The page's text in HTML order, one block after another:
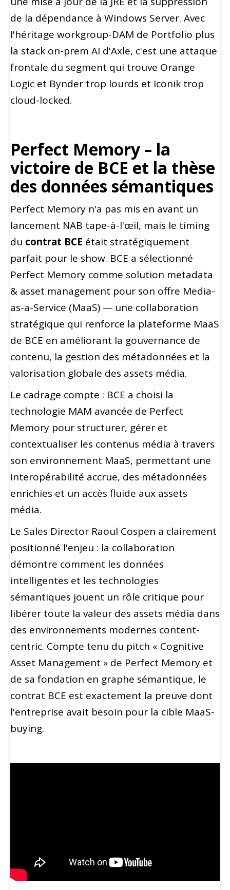
de la dépendance à Windows Server. Avec
l'héritage workgroup-DAM de Portfolio plus
la stack on-prem AI d'Axle, c'est une attaque
frontale du segment qui trouve Orange
Logic et Bynder trop lourds et Iconik trop
cloud-locked.
Perfect Memory – la
victoire de BCE et la thèse
des données sémantiques
Perfect Memory n'a pas mis en avant un
lancement NAB tape-à-l'œil, mais le timing
du contrat BCE était stratégiquement
parfait pour le show. BCE a sélectionné
Perfect Memory comme solution metadata
& asset management pour son offre Media-
as-a-Service (MaaS) — une collaboration
stratégique qui renforce la plateforme MaaS
de BCE en améliorant la gouvernance de
contenu, la gestion des métadonnées et la
valorisation globale des assets média.
Le cadrage compte : BCE a choisi la
technologie MAM avancée de Perfect
Memory pour structurer, gérer et
contextualiser les contenus média à travers
son environnement MaaS, permettant une
interopérabilité accrue, des métadonnées
enrichies et un accès fluide aux assets
média.
Le Sales Director Raoul Cospen a clairement
positionné l'enjeu : la collaboration
démontre comment les données
intelligentes et les technologies
sémantiques jouent un rôle critique pour
libérer toute la valeur des assets média dans
des environnements modernes content-
centric. Compte tenu du pitch « Cognitive
Asset Management » de Perfect Memory et
de sa fondation en graphe sémantique, le
contrat BCE est exactement la preuve dont
l'entreprise avait besoin pour la cible MaaS-
buying.